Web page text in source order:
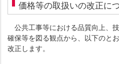
価格等の取扱いの改正に
公共工事等における品質向上、
確保等を図る観点から、以下のと
改正します。